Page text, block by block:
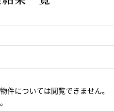
件については閲覧できません。